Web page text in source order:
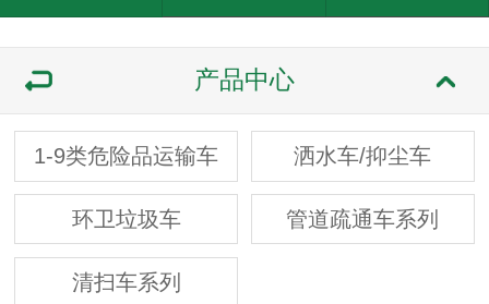
产品中心
1-9类危险品运输车 洒水车/抑尘车
环卫垃圾车 管道疏通车系列
清扫车系列